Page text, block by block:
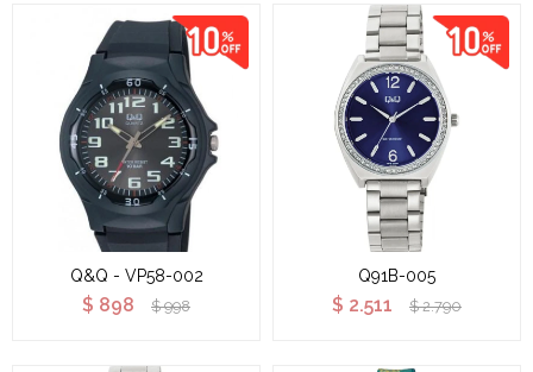
Q&Q - VP58-002
$ 898 $ 998
Q91B-005
$ 2.511 $ 2.790